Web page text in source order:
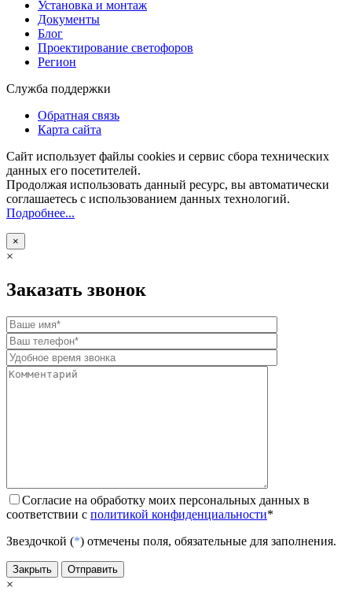
Установка и монтаж
Документы
Блог
Проектирование светофоров
Регион
Служба поддержки
Обратная связь
Карта сайта
Сайт использует файлы cookies и сервис сбора технических
данных его посетителей.
Продолжая использовать данный ресурс, вы автоматически
соглашаетесь с использованием данных технологий.
Подробнее...
×
×
Заказать звонок
Согласие на обработку моих персональных данных в
соответствии с политикой конфиденциальности*
Звездочкой (*) отмечены поля, обязательные для заполнения.
Закрыть Отправить
×